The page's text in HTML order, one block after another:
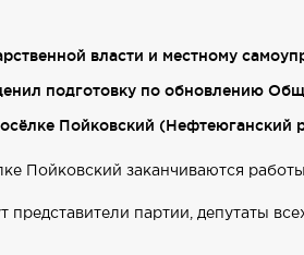
власти и местному
подготовку по обновлению
Пойковский (Нефтеюганский
Пойковский заканчиваются
партии, депутаты